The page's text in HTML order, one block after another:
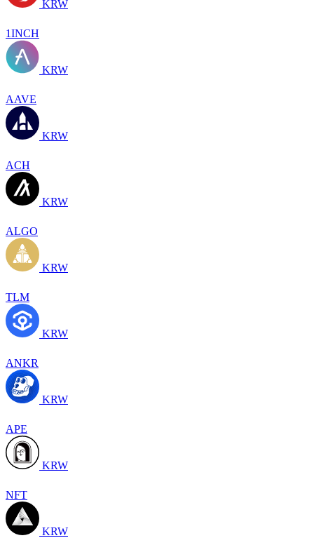
KRW
1INCH
KRW
AAVE
KRW
ACH
KRW
ALGO
KRW
TLM
KRW
ANKR
KRW
APE
KRW
NFT
KRW